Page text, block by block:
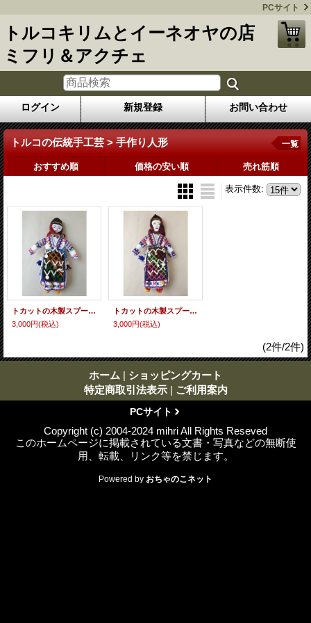
PCサイト
トルコキリムとイーネオヤの店
ミフリ＆アクチェ
ログイン 新規登録 お問い合わせ
トルコの伝統手工芸 > 手作り人形 一覧
おすすめ順 価格の安い順 売れ筋順
表示件数:
トカットの木製スプーンの手作り人形
3,000円(税込)
トカットの木製スプーンの手作り人形
3,000円(税込)
(2件/2件)
ホーム | ショッピングカート
特定商取引法表示 | ご利用案内
PCサイト
Copyright (c) 2004-2024 mihri All Rights Reseved
このホームページに掲載されている文書・写真などの無断使
用、転載、リンク等を禁じます。
Powered by おちゃのこネット